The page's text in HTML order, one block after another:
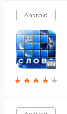
Android
★ ★ ★ ★ ★
★ ★ ★ ★ ★